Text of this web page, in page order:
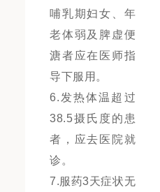
哺乳期妇女、年
老体弱及脾虚便
溏者应在医师指
导下服用。
6.发热体温超过
38.5摄氏度的患
者，应去医院就
诊。
7.服药3天症状无